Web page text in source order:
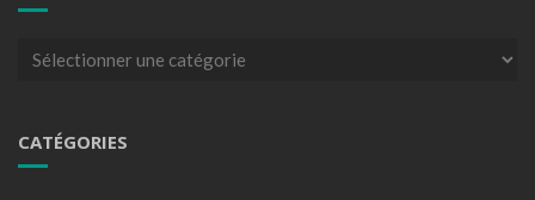
Catégories
CATÉGORIES